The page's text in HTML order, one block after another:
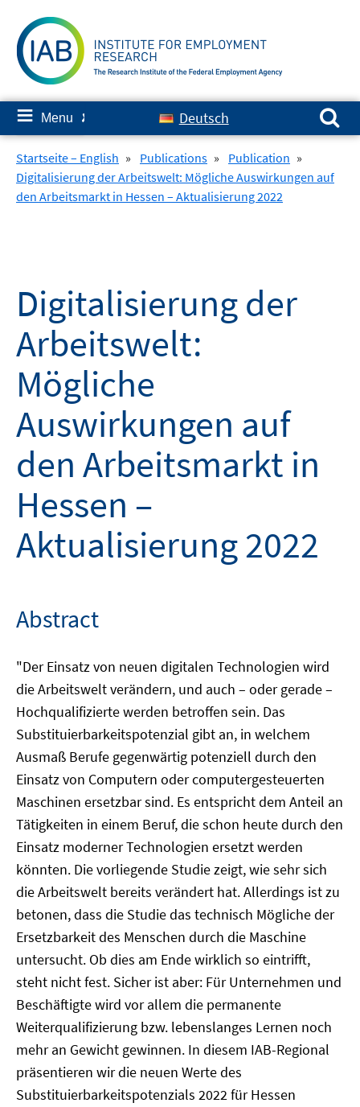
content
≡ Menu ✘ Deutsch
Search for:
Startseite – English » Publications » Publication »
Digitalisierung der Arbeitswelt: Mögliche Auswirkungen auf
den Arbeitsmarkt in Hessen – Aktualisierung 2022
Digitalisierung der
Arbeitswelt:
Mögliche
Auswirkungen auf
den Arbeitsmarkt in
Hessen –
Aktualisierung 2022
Abstract
"Der Einsatz von neuen digitalen Technologien wird
die Arbeitswelt verändern, und auch – oder gerade –
Hochqualifizierte werden betroffen sein. Das
Substituierbarkeitspotenzial gibt an, in welchem
Ausmaß Berufe gegenwärtig potenziell durch den
Einsatz von Computern oder computergesteuerten
Maschinen ersetzbar sind. Es entspricht dem Anteil an
Tätigkeiten in einem Beruf, die schon heute durch den
Einsatz moderner Technologien ersetzt werden
könnten. Die vorliegende Studie zeigt, wie sehr sich
die Arbeitswelt bereits verändert hat. Allerdings ist zu
betonen, dass die Studie das technisch Mögliche der
Ersetzbarkeit des Menschen durch die Maschine
untersucht. Ob dies am Ende wirklich so eintrifft,
steht nicht fest. Sicher ist aber: Für Unternehmen und
Beschäftigte wird vor allem die permanente
Weiterqualifizierung bzw. lebenslanges Lernen noch
mehr an Gewicht gewinnen. In diesem IAB-Regional
präsentieren wir die neuen Werte des
Substituierbarkeitspotenzials 2022 für Hessen